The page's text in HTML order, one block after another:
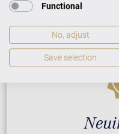
Functional
No, adjust
Save selection